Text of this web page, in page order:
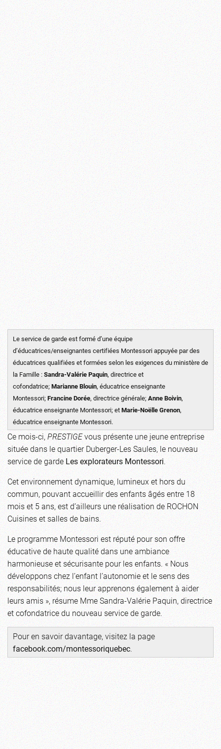
Le service de garde est formé d’une équipe
d’éducatrices/enseignantes certifiées Montessori appuyée par des
éducatrices qualifiées et formées selon les exigences du ministère de
la Famille :Sandra-Valérie Paquin, directrice et
cofondatrice; Marianne Blouin, éducatrice enseignante
Montessori; Francine Dorée, directrice générale; Anne Boivin,
éducatrice enseignante Montessori; etMarie-Noëlle Grenon,
éducatrice enseignante Montessori.
Ce mois-ci,PRESTIGEvous présente une jeune entreprise
située dans le quartier Duberger-Les Saules, le nouveau
service de gardeLes explorateurs Montessori.
Cet environnement dynamique, lumineux et hors du
commun, pouvant accueillir des enfants âgés entre 18
mois et 5 ans, est d’ailleurs une réalisation de ROCHON
Cuisines et salles de bains.
Le programme Montessori est réputé pour son offre
éducative de haute qualité dans une ambiance
harmonieuse et sécurisante pour les enfants. « Nous
développons chez l’enfant l’autonomie et le sens des
responsabilités; nous leur apprenons également à aider
leurs amis », résume Mme Sandra-Valérie Paquin, directrice
et cofondatrice du nouveau service de garde.
Pour en savoir davantage, visitez la page
facebook.com/montessoriquebec.